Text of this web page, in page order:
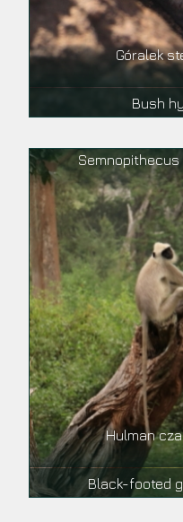
Góralek
Bush
Hulman
Black-footed